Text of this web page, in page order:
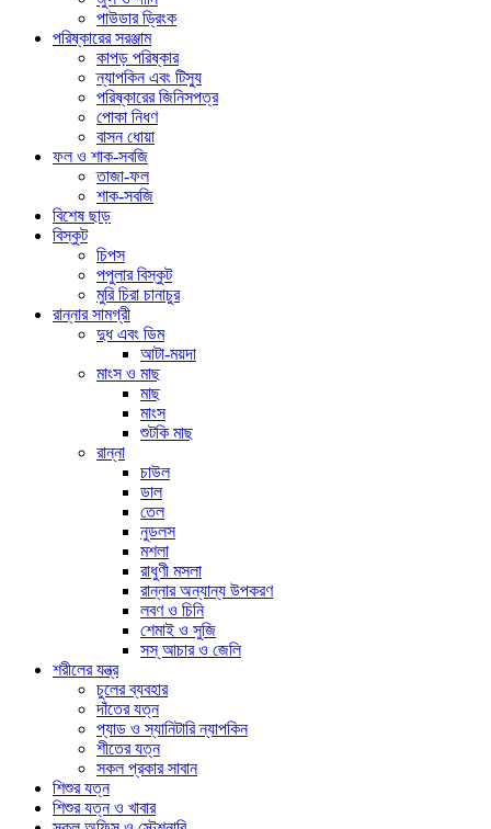
পাউডার ড্রিংক
পরিষ্কারের সরঞ্জাম
কাপড় পরিষ্কার
ন্যাপকিন এবং টিস্যু
পরিষ্কারের জিনিসপত্র
পোকা নিধণ
বাসন ধোয়া
ফল ও শাক-সবজি
তাজা-ফল
শাক-সবজি
বিশেষ ছাড়
বিস্কুট
চিপস
পপুলার বিস্কুট
মুরি চিরা চানাচুর
রান্নার সামগ্রী
দুধ এবং ডিম
আটা-ময়দা
মাংস ও মাছ
মাছ
মাংস
শুটকি মাছ
রান্না
চাউল
ডাল
তেল
নুডলস
মশলা
রাধুণী মসলা
রান্নার অন্যান্য উপকরণ
লবণ ও চিনি
শেমাই ও সুজি
সস্ আচার ও জেলি
শরীলের যন্ত্র
চুলের ব্যবহার
দাঁতের যত্ন
প্যাড ও স্যানিটারি ন্যাপকিন
শীতের যত্ন
সকল প্রকার সাবান
শিশুর যত্ন
শিশুর যত্ন ও খাবার